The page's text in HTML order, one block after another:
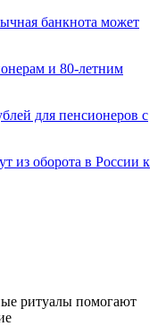
банкнота может
и 80-летним
для пенсионеров с
из оборота в России к
ритуалы помогают